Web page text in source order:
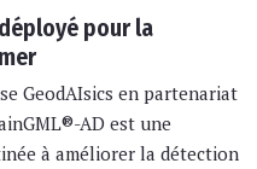
pour la
GeodAIsics en partenariat
AD est une
à améliorer la détection